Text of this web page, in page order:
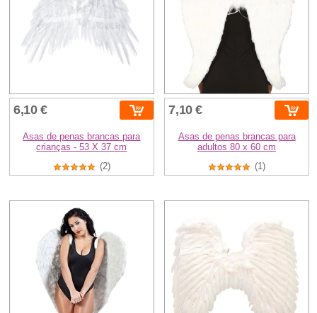
6,10 €
Asas de penas brancas para
crianças - 53 X 37 cm
(2)
7,10 €
Asas de penas brancas para
adultos 80 x 60 cm
(1)